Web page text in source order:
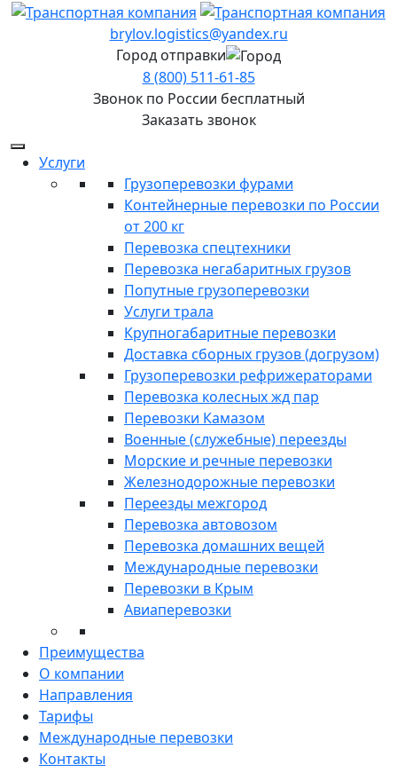
brylov.logistics@yandex.ru
Город отправки
8 (800) 511-61-85
Звонок по России бесплатный
Заказать звонок
Услуги
Грузоперевозки фурами
Контейнерные перевозки по России
от 200 кг
Перевозка спецтехники
Перевозка негабаритных грузов
Попутные грузоперевозки
Услуги трала
Крупногабаритные перевозки
Доставка сборных грузов (догрузом)
Грузоперевозки рефрижераторами
Перевозка колесных жд пар
Перевозки Камазом
Военные (служебные) переезды
Морские и речные перевозки
Железнодорожные перевозки
Переезды межгород
Перевозка автовозом
Перевозка домашних вещей
Международные перевозки
Перевозки в Крым
Авиаперевозки
Преимущества
О компании
Направления
Тарифы
Международные перевозки
Контакты